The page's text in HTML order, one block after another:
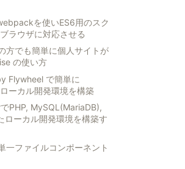
を使いES6用のスク
ラウザに対応させる
方でも簡単に個人サイトが
の使い方
Flywheel で簡単に
ーカル開発環境を構築
PHP, MySQL(MariaDB),
ローカル開発環境を構築す
一ファイルコンポーネント